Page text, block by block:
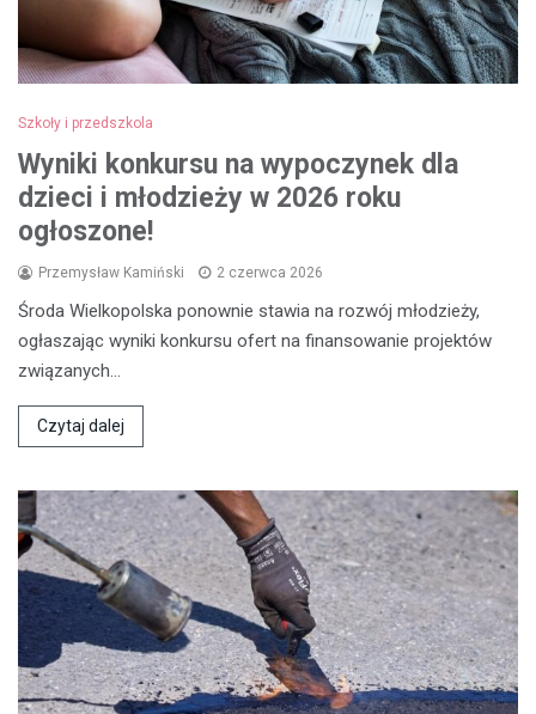
Szkoły i przedszkola
Wyniki konkursu na wypoczynek dla
dzieci i młodzieży w 2026 roku
ogłoszone!
Przemysław Kamiński 2 czerwca 2026
Środa Wielkopolska ponownie stawia na rozwój młodzieży,
ogłaszając wyniki konkursu ofert na finansowanie projektów
związanych…
Czytaj dalej